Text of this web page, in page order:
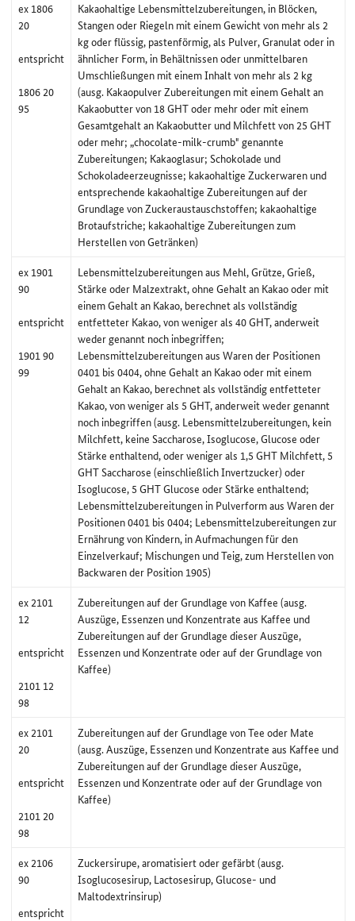
ex 1806
20
entspricht
1806 20
95
Kakaohaltige Lebensmittelzubereitungen, in Blöcken,
Stangen oder Riegeln mit einem Gewicht von mehr als 2
kg oder flüssig, pastenförmig, als Pulver, Granulat oder in
ähnlicher Form, in Behältnissen oder unmittelbaren
Umschließungen mit einem Inhalt von mehr als 2 kg
(ausg. Kakaopulver Zubereitungen mit einem Gehalt an
Kakaobutter von 18 GHT oder mehr oder mit einem
Gesamtgehalt an Kakaobutter und Milchfett von 25 GHT
oder mehr; „chocolate-milk-crumb" genannte
Zubereitungen; Kakaoglasur; Schokolade und
Schokoladeerzeugnisse; kakaohaltige Zuckerwaren und
entsprechende kakaohaltige Zubereitungen auf der
Grundlage von Zuckeraustauschstoffen; kakaohaltige
Brotaufstriche; kakaohaltige Zubereitungen zum
Herstellen von Getränken)
ex 1901
90
entspricht
1901 90
99
Lebensmittelzubereitungen aus Mehl, Grütze, Grieß,
Stärke oder Malzextrakt, ohne Gehalt an Kakao oder mit
einem Gehalt an Kakao, berechnet als vollständig
entfetteter Kakao, von weniger als 40 GHT, anderweit
weder genannt noch inbegriffen;
Lebensmittelzubereitungen aus Waren der Positionen
0401 bis 0404, ohne Gehalt an Kakao oder mit einem
Gehalt an Kakao, berechnet als vollständig entfetteter
Kakao, von weniger als 5 GHT, anderweit weder genannt
noch inbegriffen (ausg. Lebensmittelzubereitungen, kein
Milchfett, keine Saccharose, Isoglucose, Glucose oder
Stärke enthaltend, oder weniger als 1,5 GHT Milchfett, 5
GHT Saccharose (einschließlich Invertzucker) oder
Isoglucose, 5 GHT Glucose oder Stärke enthaltend;
Lebensmittelzubereitungen in Pulverform aus Waren der
Positionen 0401 bis 0404; Lebensmittelzubereitungen zur
Ernährung von Kindern, in Aufmachungen für den
Einzelverkauf; Mischungen und Teig, zum Herstellen von
Backwaren der Position 1905)
ex 2101
12
entspricht
2101 12
98
Zubereitungen auf der Grundlage von Kaffee (ausg.
Auszüge, Essenzen und Konzentrate aus Kaffee und
Zubereitungen auf der Grundlage dieser Auszüge,
Essenzen und Konzentrate oder auf der Grundlage von
Kaffee)
ex 2101
20
entspricht
2101 20
98
Zubereitungen auf der Grundlage von Tee oder Mate
(ausg. Auszüge, Essenzen und Konzentrate aus Kaffee und
Zubereitungen auf der Grundlage dieser Auszüge,
Essenzen und Konzentrate oder auf der Grundlage von
Kaffee)
ex 2106
90
entspricht
Zuckersirupe, aromatisiert oder gefärbt (ausg.
Isoglucosesirup, Lactosesirup, Glucose- und
Maltodextrinsirup)